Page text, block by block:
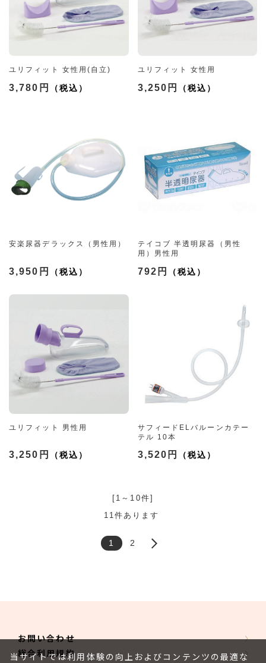
ユリフィット 女性用(自立)
3,780円
ユリフィット 女性用
3,250円
安楽尿器デラックス（男性用）
3,950円
テイコブ 半透明尿器（男性
用）男性用
792円
ユリフィット 男性用
3,250円
サフィードELバルーンカテー
テル 10本
3,520円
[1～10件]
11件あります
1 2
お問い合わせ
総合利用規約
当サイトでは利用体験の向上およびコンテンツの最適な